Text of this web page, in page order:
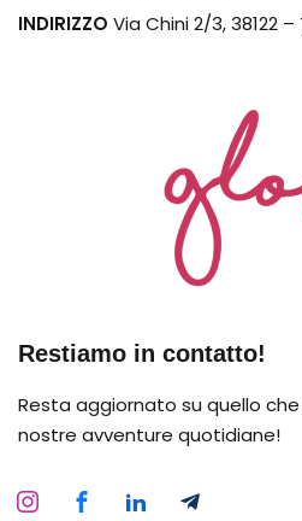
INDIRIZZO Via Chini 2/3, 38122
Restiamo in contatto!
Resta aggiornato su quello
nostre avventure quotidiane!